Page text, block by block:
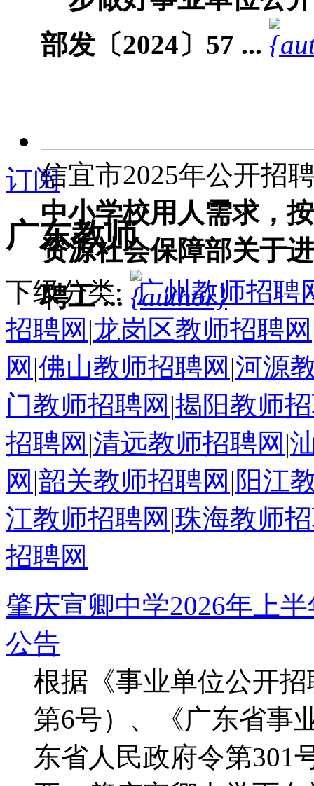
部发〔2024〕57 ...
信宜市2025年公开招
中小学校用人需求，
资源社会保障部关于
聘工 ...
订阅
广东教师
下级分类:广州教师招聘
招聘网 |龙岗区教师招聘网
网 |佛山教师招聘网 |河源
门教师招聘网 |揭阳教师
招聘网 |清远教师招聘网 |
网 |韶关教师招聘网 |阳江
江教师招聘网 |珠海教师
招聘网
肇庆宣卿中学2026年上
公告
根据《事业单位公开
第6号）、《广东省事
东省人民政府令第301